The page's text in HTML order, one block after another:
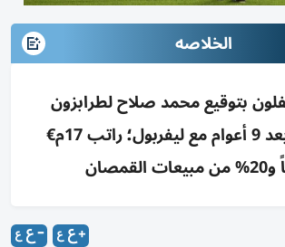
الخلاصه
بتوقيع محمد صلاح لطرابزون
لموسمين بعد 9 أعوام مع ليفربول؛ راتب 17م€